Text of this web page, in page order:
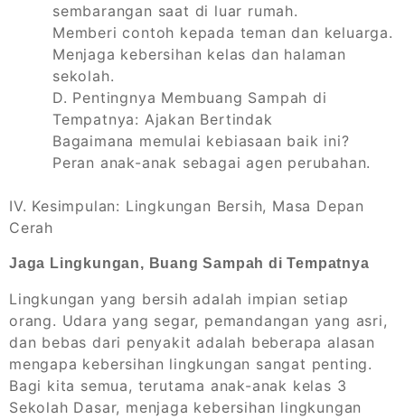
sembarangan saat di luar rumah.
Memberi contoh kepada teman dan keluarga.
Menjaga kebersihan kelas dan halaman
sekolah.
D. Pentingnya Membuang Sampah di
Tempatnya: Ajakan Bertindak
Bagaimana memulai kebiasaan baik ini?
Peran anak-anak sebagai agen perubahan.
IV. Kesimpulan: Lingkungan Bersih, Masa Depan
Cerah
Jaga Lingkungan, Buang Sampah di Tempatnya
Lingkungan yang bersih adalah impian setiap
orang. Udara yang segar, pemandangan yang asri,
dan bebas dari penyakit adalah beberapa alasan
mengapa kebersihan lingkungan sangat penting.
Bagi kita semua, terutama anak-anak kelas 3
Sekolah Dasar, menjaga kebersihan lingkungan